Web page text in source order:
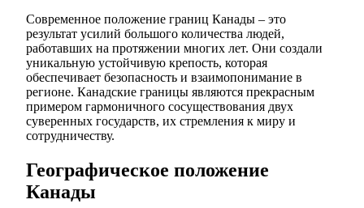
Современное положение границ Канады – это
результат усилий большого количества людей,
работавших на протяжении многих лет. Они создали
уникальную устойчивую крепость, которая
обеспечивает безопасность и взаимопонимание в
регионе. Канадские границы являются прекрасным
примером гармоничного сосуществования двух
суверенных государств, их стремления к миру и
сотрудничеству.
Географическое положение
Канады